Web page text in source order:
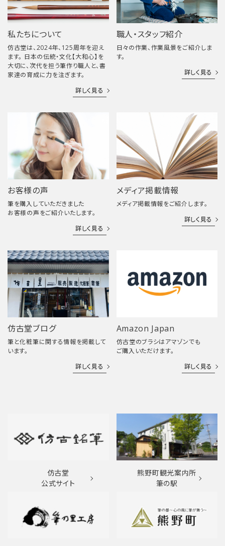
私たちについて
仿古堂は、2024年、125周年を迎え
ます。 日本の伝統・文化【大和心】を
大切に、次代を担う筆作り職人と、書
家達の育成に力を注ぎます。
詳しく見る
職人・スタッフ紹介
日々の作業、作業風景をご紹介しま
す。
詳しく見る
お客様の声
筆を購入していただきました
お客様の声をご紹介いたします。
詳しく見る
メディア掲載情報
メディア掲載情報をご紹介します。
詳しく見る
仿古堂ブログ
筆と化粧筆に関する情報を掲載して
います。
詳しく見る
Amazon Japan
仿古堂のブラシはアマゾンでも
ご購入いただけます。
詳しく見る
仿古堂
公式サイト
熊野町観光案内所
筆の駅